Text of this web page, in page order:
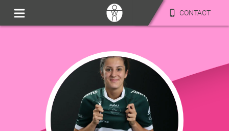
CONTACT